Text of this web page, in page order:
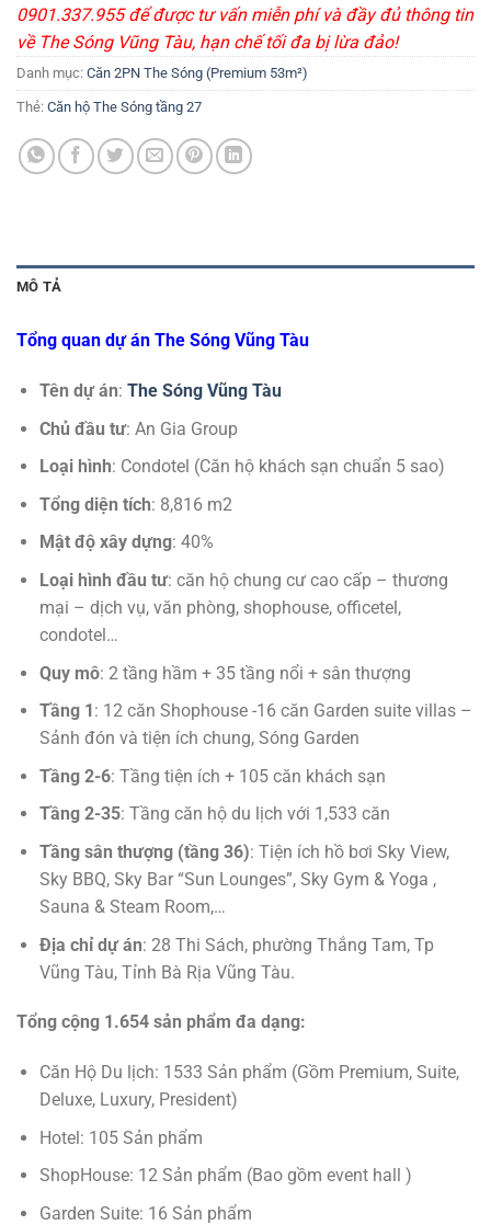
0901.337.955 để được tư vấn miễn phí và đầy đủ thông tin
về The Sóng Vũng Tàu, hạn chế tối đa bị lừa đảo!
Danh mục: Căn 2PN The Sóng (Premium 53m²)
Thẻ: Căn hộ The Sóng tầng 27
MÔ TẢ
Tổng quan dự án The Sóng Vũng Tàu
Tên dự án: The Sóng Vũng Tàu
Chủ đầu tư: An Gia Group
Loại hình: Condotel (Căn hộ khách sạn chuẩn 5 sao)
Tổng diện tích: 8,816 m2
Mật độ xây dựng: 40%
Loại hình đầu tư: căn hộ chung cư cao cấp – thương
mại – dịch vụ, văn phòng, shophouse, officetel,
condotel…
Quy mô: 2 tầng hầm + 35 tầng nổi + sân thượng
Tầng 1 : 12 căn Shophouse -16 căn Garden suite villas –
Sảnh đón và tiện ích chung, Sóng Garden
Tầng 2-6: Tầng tiện ích + 105 căn khách sạn
Tầng 2-35: Tầng căn hộ du lịch với 1,533 căn
Tầng sân thượng (tầng 36): Tiện ích hồ bơi Sky View,
Sky BBQ, Sky Bar “Sun Lounges”, Sky Gym & Yoga ,
Sauna & Steam Room,…
Địa chỉ dự án: 28 Thi Sách, phường Thắng Tam, Tp
Vũng Tàu, Tỉnh Bà Rịa Vũng Tàu.
Tổng cộng 1.654 sản phẩm đa dạng:
Căn Hộ Du lịch: 1533 Sản phẩm (Gồm Premium, Suite,
Deluxe, Luxury, President)
Hotel: 105 Sản phẩm
ShopHouse: 12 Sản phẩm (Bao gồm event hall )
Garden Suite: 16 Sản phẩm